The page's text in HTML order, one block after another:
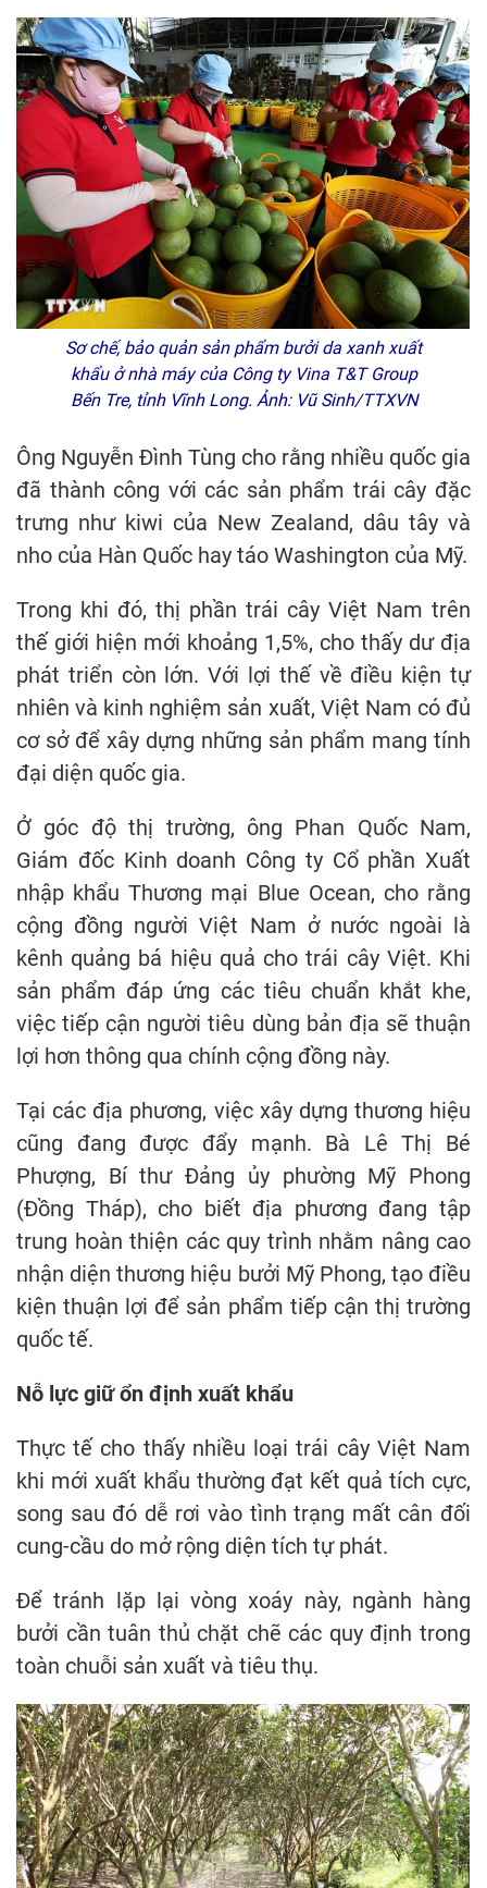
Sơ chế, bảo quản sản phẩm bưởi da xanh xuất
khẩu ở nhà máy của Công ty Vina T&T Group
Bến Tre, tỉnh Vĩnh Long. Ảnh: Vũ Sinh/TTXVN
Ông Nguyễn Đình Tùng cho rằng nhiều quốc gia
đã thành công với các sản phẩm trái cây đặc
trưng như kiwi của New Zealand, dâu tây và
nho của Hàn Quốc hay táo Washington của Mỹ.
Trong khi đó, thị phần trái cây Việt Nam trên
thế giới hiện mới khoảng 1,5%, cho thấy dư địa
phát triển còn lớn. Với lợi thế về điều kiện tự
nhiên và kinh nghiệm sản xuất, Việt Nam có đủ
cơ sở để xây dựng những sản phẩm mang tính
đại diện quốc gia.
Ở góc độ thị trường, ông Phan Quốc Nam,
Giám đốc Kinh doanh Công ty Cổ phần Xuất
nhập khẩu Thương mại Blue Ocean, cho rằng
cộng đồng người Việt Nam ở nước ngoài là
kênh quảng bá hiệu quả cho trái cây Việt. Khi
sản phẩm đáp ứng các tiêu chuẩn khắt khe,
việc tiếp cận người tiêu dùng bản địa sẽ thuận
lợi hơn thông qua chính cộng đồng này.
Tại các địa phương, việc xây dựng thương hiệu
cũng đang được đẩy mạnh. Bà Lê Thị Bé
Phượng, Bí thư Đảng ủy phường Mỹ Phong
(Đồng Tháp), cho biết địa phương đang tập
trung hoàn thiện các quy trình nhằm nâng cao
nhận diện thương hiệu bưởi Mỹ Phong, tạo điều
kiện thuận lợi để sản phẩm tiếp cận thị trường
quốc tế.
Nỗ lực giữ ổn định xuất khẩu
Thực tế cho thấy nhiều loại trái cây Việt Nam
khi mới xuất khẩu thường đạt kết quả tích cực,
song sau đó dễ rơi vào tình trạng mất cân đối
cung-cầu do mở rộng diện tích tự phát.
Để tránh lặp lại vòng xoáy này, ngành hàng
bưởi cần tuân thủ chặt chẽ các quy định trong
toàn chuỗi sản xuất và tiêu thụ.